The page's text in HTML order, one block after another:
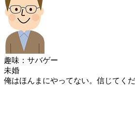
趣味：サバゲー
未婚
俺はほんまにやってない。信じてくだ